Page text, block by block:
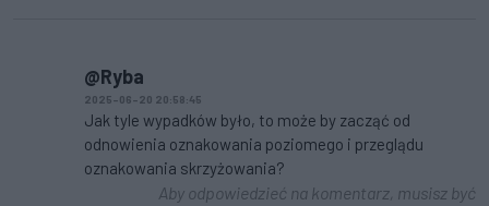
@Ryba
2025-06-20 20:58:45
Jak tyle wypadków było, to może by zacząć od
odnowienia oznakowania poziomego i przeglądu
oznakowania skrzyżowania?
Aby odpowiedzieć na komentarz, musisz być